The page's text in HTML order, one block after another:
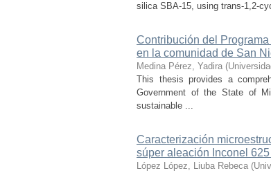
silica SBA-15, using trans-1,2-
Contribución del
en la comunidad de San
Medina Pérez, Yadira (
This thesis provides a
Government of the State of
sustainable ...
Caracterización
súper aleación Inconel
López López, Liuba Rebeca (